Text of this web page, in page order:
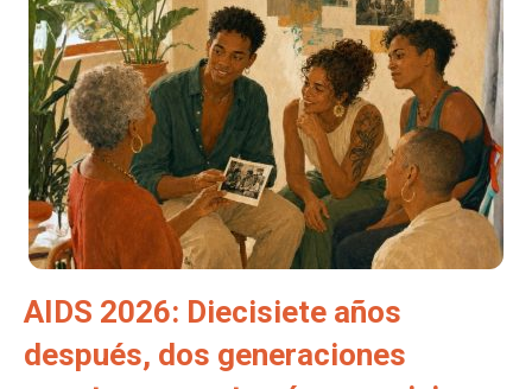
AIDS 2026: Diecisiete años
después, dos generaciones